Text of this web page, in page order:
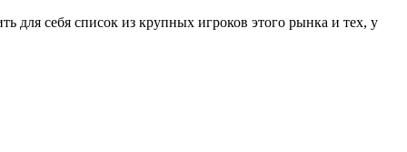
для себя список из крупных игроков этого рынка и тех, у